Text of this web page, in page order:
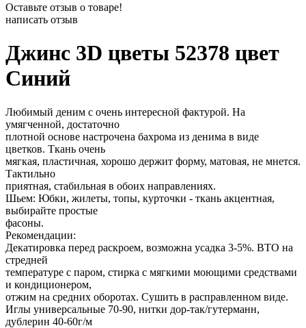
Оставьте отзыв о товаре!
написать отзыв
Джинс 3D цветы 52378 цвет
Синий
Любимый деним с очень интересной фактурой. На
умягченной, достаточно
плотной основе настрочена бахрома из денима в виде
цветков. Ткань очень
мягкая, пластичная, хорошо держит форму, матовая, не мнется.
Тактильно
приятная, стабильная в обоих направлениях.
Шьем: Юбки, жилеты, топы, курточки - ткань акцентная,
выбирайте простые
фасоны.
Рекомендации:
Декатировка перед раскроем, возможна усадка 3-5%. ВТО на
стредней
температуре с паром, стирка с мягкими моющими средствами
и кондиционером,
отжим на средних оборотах. Сушить в расправленном виде.
Иглы универсальные 70-90, нитки дор-так/гутерманн,
дублерин 40-60г/м